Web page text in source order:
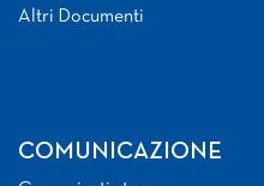
Altri Documenti
COMUNICAZIONE